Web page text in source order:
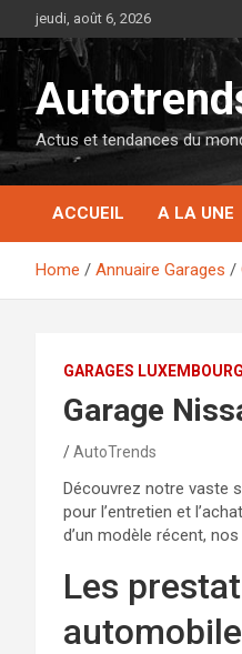
to
content
jeudi, août 6, 2026
Actus et tendances du
ACCUEIL A LA UNE
Home Annuaire Garages
GARAGES LUXEMBOURG
Garage
AutoTrends
Découvrez notre vaste
pour l’entretien et
d’un modèle récent,
Les